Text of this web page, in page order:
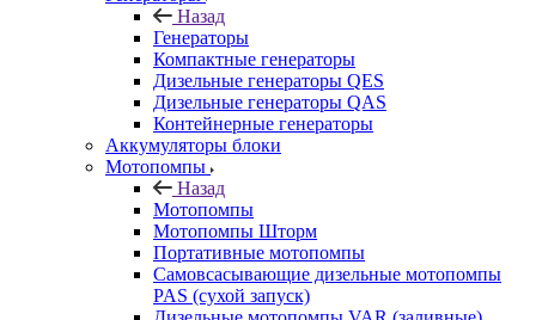
Назад
Генераторы
Компактные генераторы
Дизельные генераторы QES
Дизельные генераторы QAS
Контейнерные генераторы
Аккумуляторы блоки
Мотопомпы
Назад
Мотопомпы
Мотопомпы Шторм
Портативные мотопомпы
Самовсасывающие дизельные мотопомпы
PAS (сухой запуск)